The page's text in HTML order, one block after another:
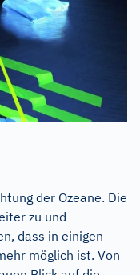
der Ozeane. Die
zu und
dass in einigen
möglich ist. Von